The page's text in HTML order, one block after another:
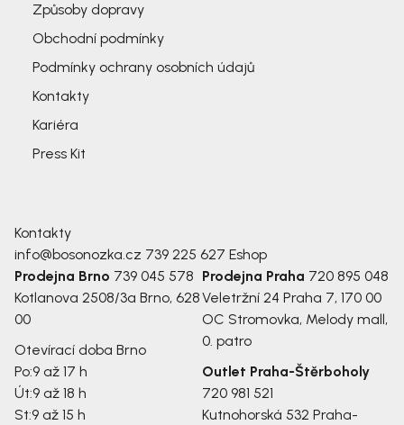
Způsoby dopravy
Obchodní podmínky
Podmínky ochrany osobních údajů
Kontakty
Kariéra
Press Kit
Kontakty
info@bosonozka.cz 739 225 627 Eshop
Prodejna Brno 739 045 578
Kotlanova 2508/3a Brno, 628
00
Otevírací doba Brno
Po:9 až 17 h
Út:9 až 18 h
St:9 až 15 h
Prodejna Praha 720 895 048
Veletržní 24 Praha 7, 170 00
OC Stromovka, Melody mall,
0. patro
Outlet Praha-Štěrboholy
720 981 521
Kutnohorská 532 Praha-